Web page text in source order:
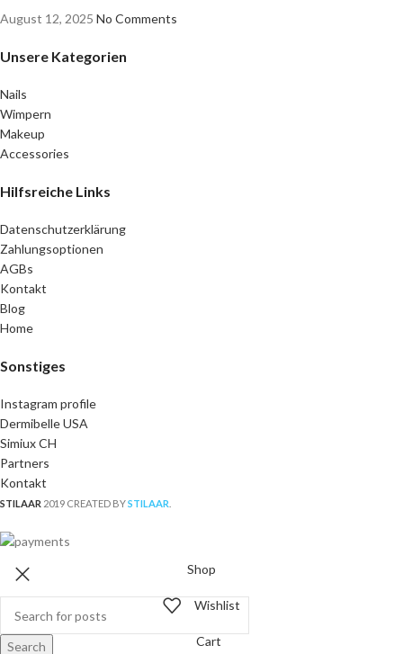
August 12, 2025 No Comments
Unsere Kategorien
Nails
Wimpern
Makeup
Accessories
Hilfsreiche Links
Datenschutzerklärung
Zahlungsoptionen
AGBs
Kontakt
Blog
Home
Sonstiges
Instagram profile
Dermibelle USA
Simiux CH
Partners
Kontakt
STILAAR 2019 CREATED BYSTILAAR
Search
Shop
Wishlist
Cart